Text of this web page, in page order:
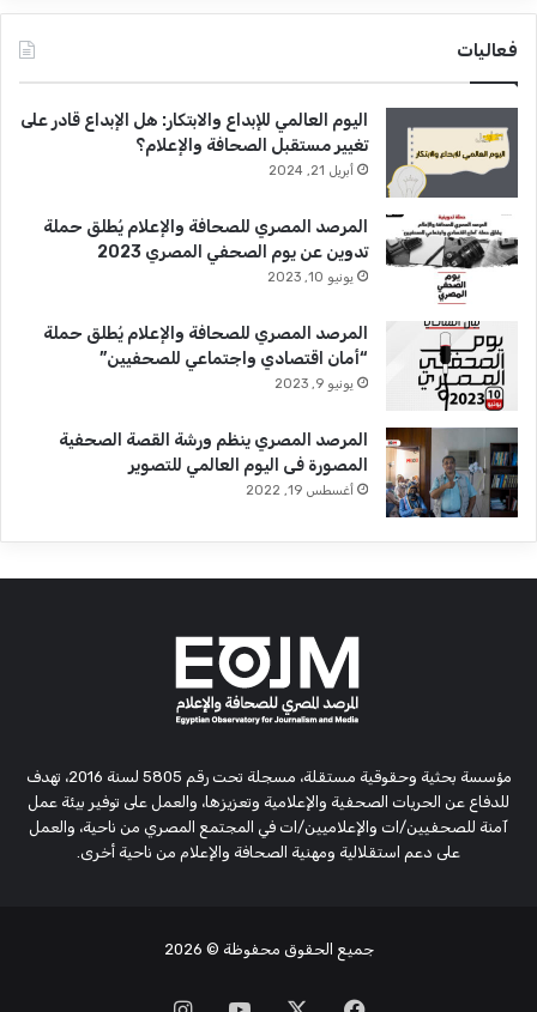
فعاليات
اليوم العالمي للإبداع والابتكار: هل الإبداع قادر على
تغيير مستقبل الصحافة والإعلام؟
أبريل 21, 2024
المرصد المصري للصحافة والإعلام يُطلق حملة
تدوين عن يوم الصحفي المصري 2023
يونيو 10, 2023
المرصد المصري للصحافة والإعلام يُطلق حملة
“أمان اقتصادي واجتماعي للصحفيين”
يونيو 9, 2023
المرصد المصري ينظم ورشة القصة الصحفية
المصورة فى اليوم العالمي للتصوير
أغسطس 19, 2022
مؤسسة بحثية وحقوقية مستقلة، مسجلة تحت رقم 5805 لسنة 2016، تهدف
للدفاع عن الحريات الصحفية والإعلامية وتعزيزها، والعمل على توفير بيئة عمل
آمنة للصحفيين/ات والإعلاميين/ات في المجتمع المصري من ناحية، والعمل
على دعم استقلالية ومهنية الصحافة والإعلام من ناحية أخرى.
جميع الحقوق محفوظة © 2026